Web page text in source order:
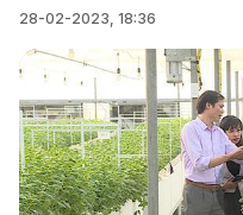
28-02-2023, 18:36